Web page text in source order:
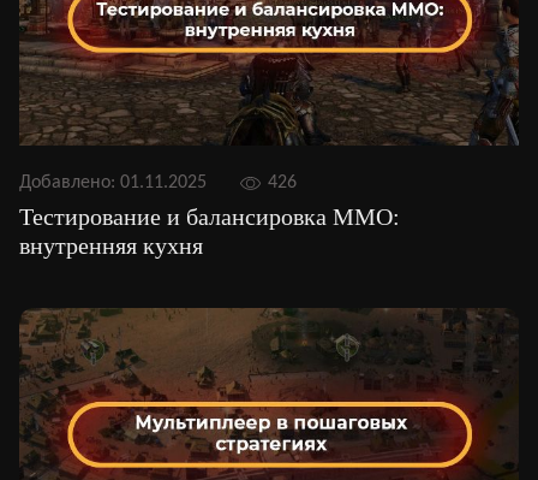
Добавлено: 01.11.2025 426
Тестирование и балансировка ММО:
внутренняя кухня